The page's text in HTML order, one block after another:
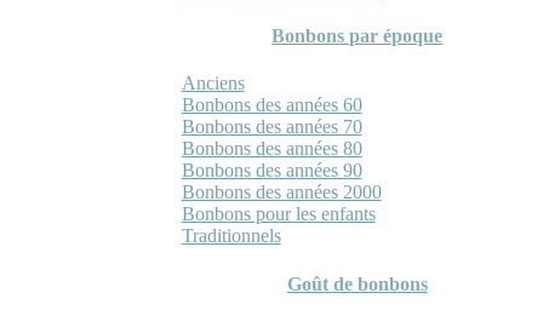
Bonbons par époque
Anciens
Bonbons des années 60
Bonbons des années 70
Bonbons des années 80
Bonbons des années 90
Bonbons des années 2000
Bonbons pour les enfants
Traditionnels
Goût de bonbons